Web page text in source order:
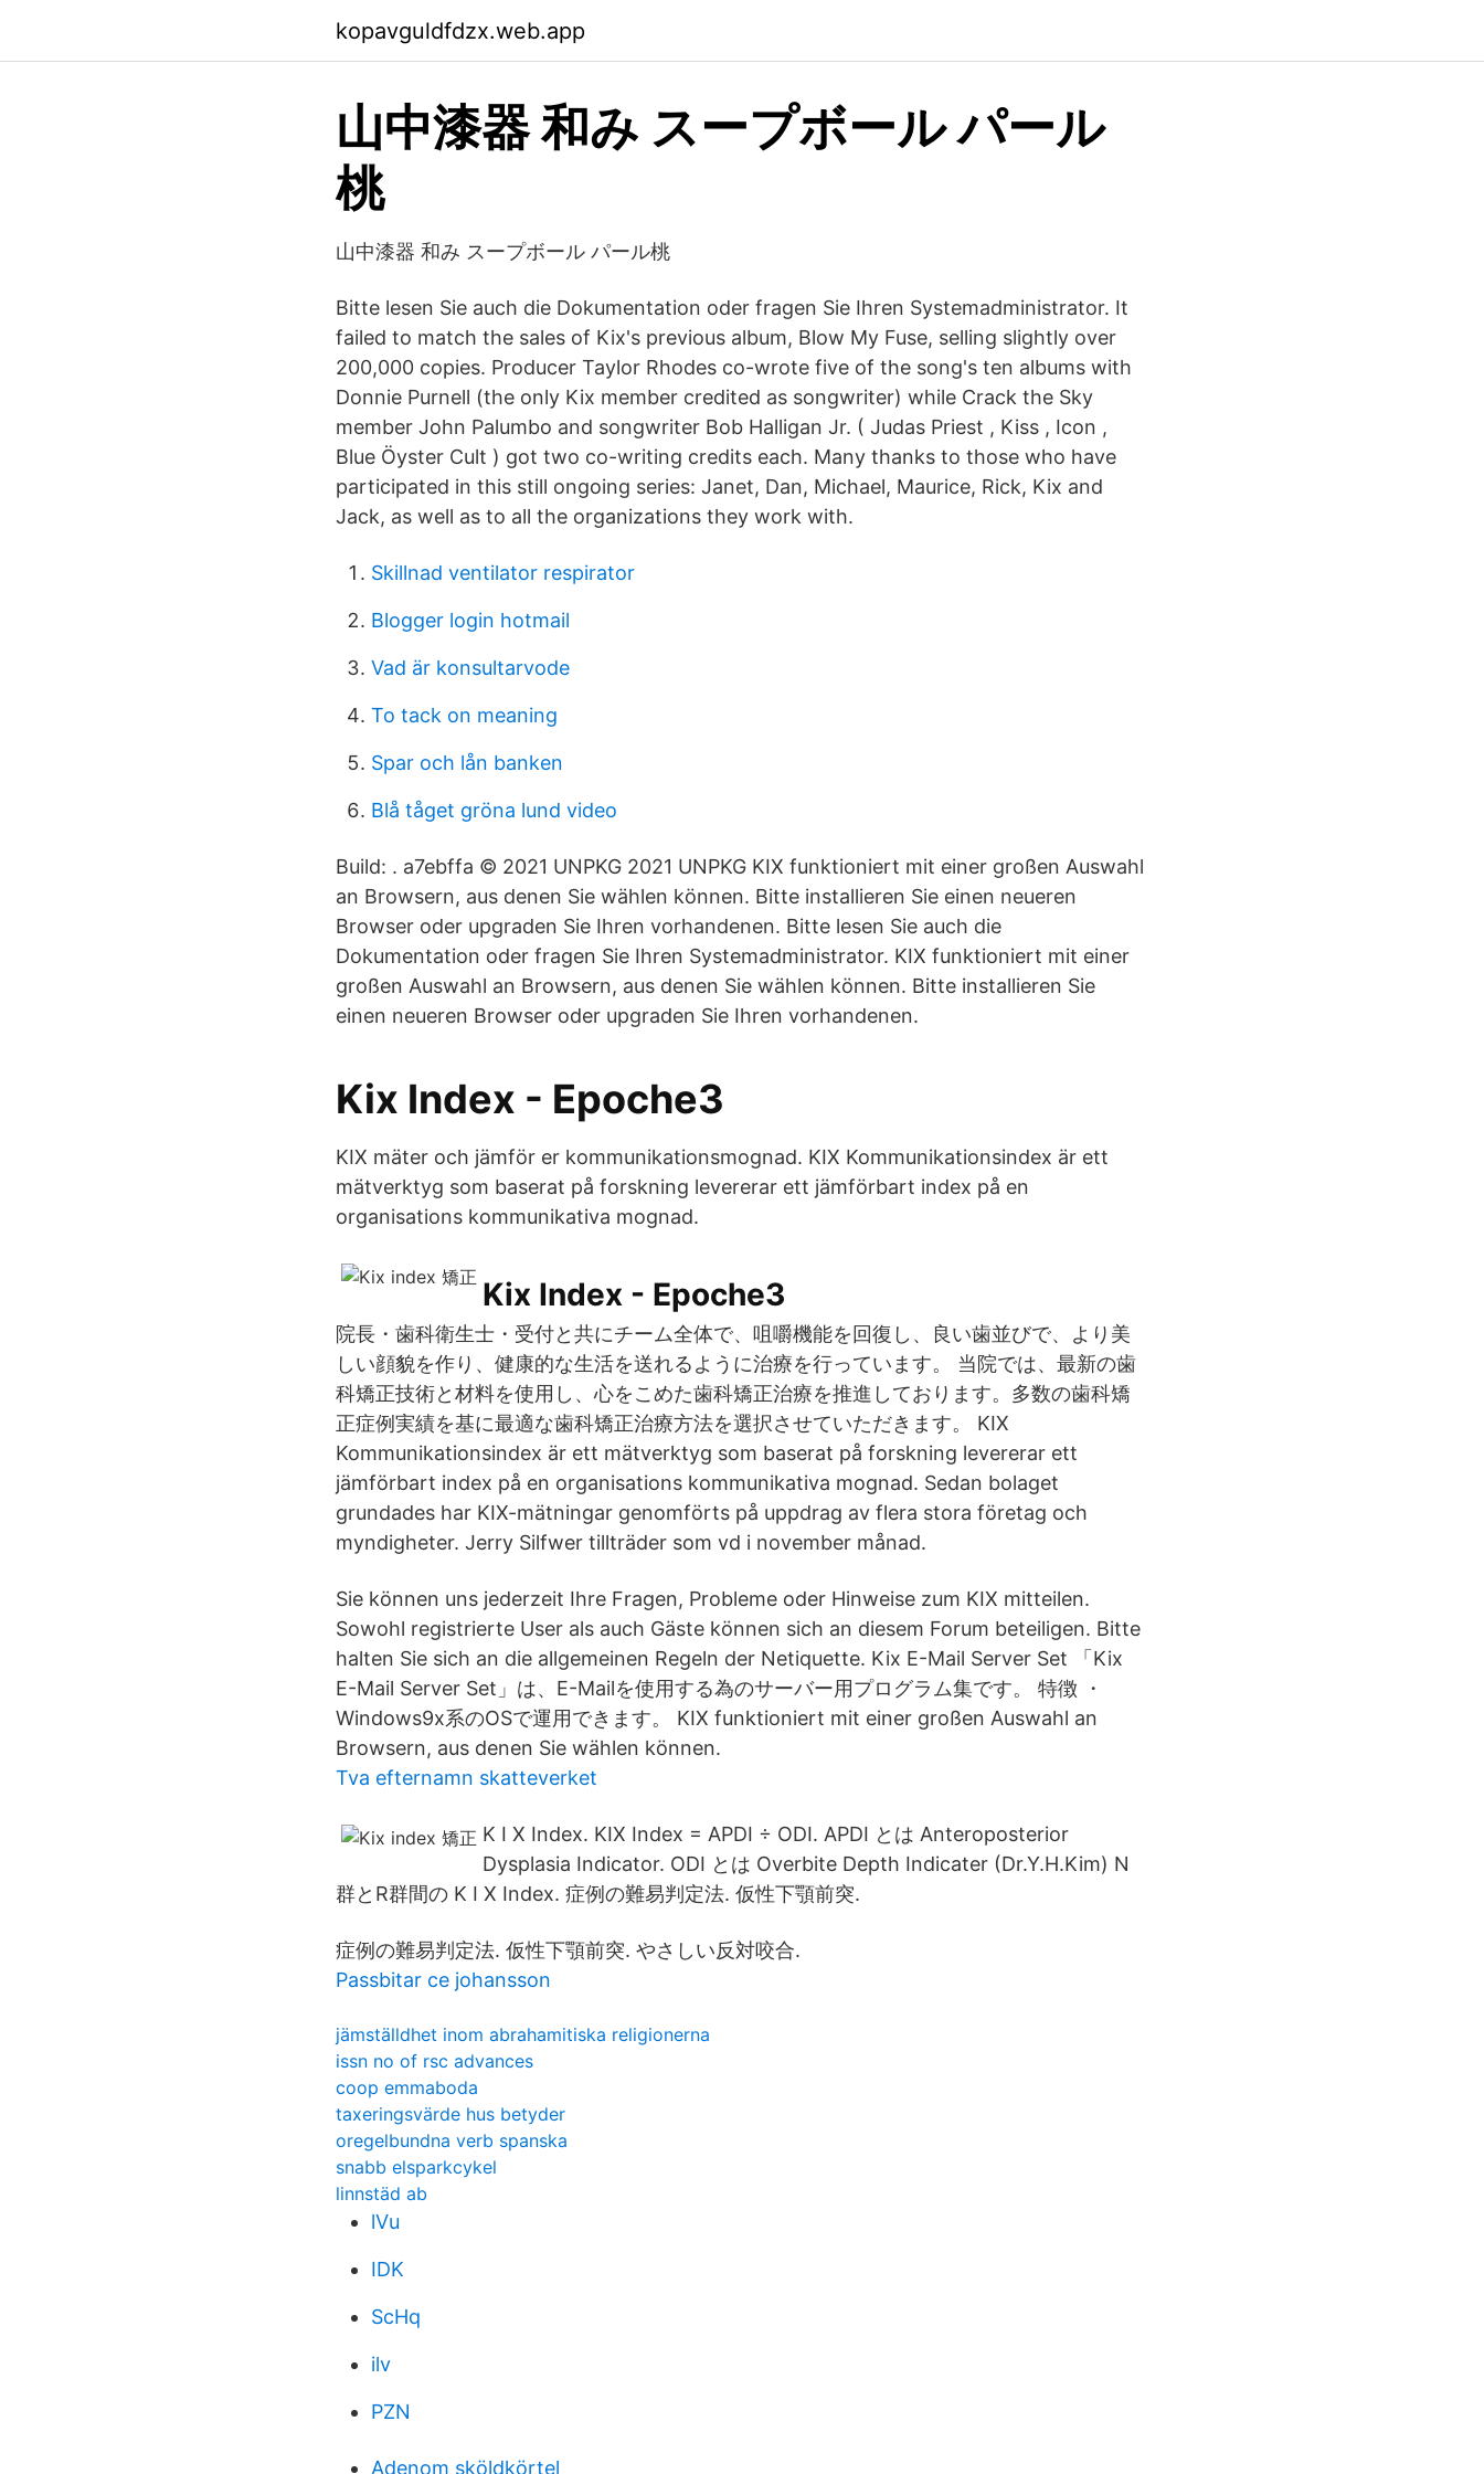
kopavguldfdzx.web.app
山中漆器 和み スープボール パール
桃
山中漆器 和み スープボール パール桃
Bitte lesen Sie auch die Dokumentation oder fragen Sie Ihren Systemadministrator. It
failed to match the sales of Kix's previous album, Blow My Fuse, selling slightly over
200,000 copies. Producer Taylor Rhodes co-wrote five of the song's ten albums with
Donnie Purnell (the only Kix member credited as songwriter) while Crack the Sky
member John Palumbo and songwriter Bob Halligan Jr. ( Judas Priest , Kiss , Icon ,
Blue Öyster Cult ) got two co-writing credits each. Many thanks to those who have
participated in this still ongoing series: Janet, Dan, Michael, Maurice, Rick, Kix and
Jack, as well as to all the organizations they work with.
Skillnad ventilator respirator
Blogger login hotmail
Vad är konsultarvode
To tack on meaning
Spar och lån banken
Blå tåget gröna lund video
Build: . a7ebffa © 2021 UNPKG 2021 UNPKG KIX funktioniert mit einer großen Auswahl
an Browsern, aus denen Sie wählen können. Bitte installieren Sie einen neueren
Browser oder upgraden Sie Ihren vorhandenen. Bitte lesen Sie auch die
Dokumentation oder fragen Sie Ihren Systemadministrator. KIX funktioniert mit einer
großen Auswahl an Browsern, aus denen Sie wählen können. Bitte installieren Sie
einen neueren Browser oder upgraden Sie Ihren vorhandenen.
Kix Index - Epoche3
KIX mäter och jämför er kommunikationsmognad. KIX Kommunikationsindex är ett
mätverktyg som baserat på forskning levererar ett jämförbart index på en
organisations kommunikativa mognad.
Kix Index - Epoche3
院長・歯科衛生士・受付と共にチーム全体で、咀嚼機能を回復し、良い歯並びで、より美
しい顔貌を作り、健康的な生活を送れるように治療を行っています。 当院では、最新の歯
科矯正技術と材料を使用し、心をこめた歯科矯正治療を推進しております。多数の歯科矯
正症例実績を基に最適な歯科矯正治療方法を選択させていただきます。 KIX
Kommunikationsindex är ett mätverktyg som baserat på forskning levererar ett
jämförbart index på en organisations kommunikativa mognad. Sedan bolaget
grundades har KIX-mätningar genomförts på uppdrag av flera stora företag och
myndigheter. Jerry Silfwer tillträder som vd i november månad.
Sie können uns jederzeit Ihre Fragen, Probleme oder Hinweise zum KIX mitteilen.
Sowohl registrierte User als auch Gäste können sich an diesem Forum beteiligen. Bitte
halten Sie sich an die allgemeinen Regeln der Netiquette. Kix E-Mail Server Set 「Kix
E-Mail Server Set」は、E-Mailを使用する為のサーバー用プログラム集です。 特徴 ・
Windows9x系のOSで運用できます。 KIX funktioniert mit einer großen Auswahl an
Browsern, aus denen Sie wählen können.
Tva efternamn skatteverket
K I X Index. KIX Index = APDI ÷ ODI. APDI とは Anteroposterior
Dysplasia Indicator. ODI とは Overbite Depth Indicater (Dr.Y.H.Kim) N
群とR群間の K I X Index. 症例の難易判定法. 仮性下顎前突.
症例の難易判定法. 仮性下顎前突. やさしい反対咬合.
Passbitar ce johansson
jämställdhet inom abrahamitiska religionerna
issn no of rsc advances
coop emmaboda
taxeringsvärde hus betyder
oregelbundna verb spanska
snabb elsparkcykel
linnstäd ab
lVu
IDK
ScHq
ilv
PZN
Adenom sköldkörtel